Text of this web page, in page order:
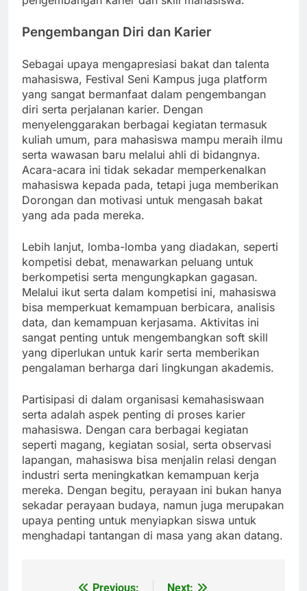
Pengembangan Diri dan Karier
Sebagai upaya mengapresiasi bakat dan talenta
mahasiswa, Festival Seni Kampus juga platform
yang sangat bermanfaat dalam pengembangan
diri serta perjalanan karier. Dengan
menyelenggarakan berbagai kegiatan termasuk
kuliah umum, para mahasiswa mampu meraih ilmu
serta wawasan baru melalui ahli di bidangnya.
Acara-acara ini tidak sekadar memperkenalkan
mahasiswa kepada pada, tetapi juga memberikan
Dorongan dan motivasi untuk mengasah bakat
yang ada pada mereka.
Lebih lanjut, lomba-lomba yang diadakan, seperti
kompetisi debat, menawarkan peluang untuk
berkompetisi serta mengungkapkan gagasan.
Melalui ikut serta dalam kompetisi ini, mahasiswa
bisa memperkuat kemampuan berbicara, analisis
data, dan kemampuan kerjasama. Aktivitas ini
sangat penting untuk mengembangkan soft skill
yang diperlukan untuk karir serta memberikan
pengalaman berharga dari lingkungan akademis.
Partisipasi di dalam organisasi kemahasiswaan
serta adalah aspek penting di proses karier
mahasiswa. Dengan cara berbagai kegiatan
seperti magang, kegiatan sosial, serta observasi
lapangan, mahasiswa bisa menjalin relasi dengan
industri serta meningkatkan kemampuan kerja
mereka. Dengan begitu, perayaan ini bukan hanya
sekadar perayaan budaya, namun juga merupakan
upaya penting untuk menyiapkan siswa untuk
menghadapi tantangan di masa yang akan datang.
Previous:
Next: